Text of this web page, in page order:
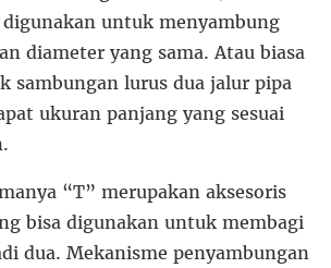
digunakan untuk menyambung
diameter yang sama. Atau biasa
sambungan lurus dua jalur pipa
ukuran panjang yang sesuai
“T” merupakan aksesoris
bisa digunakan untuk membagi
dua. Mekanisme penyambungan